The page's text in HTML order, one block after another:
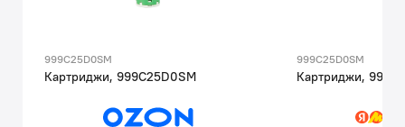
999C25D0SM
Картриджи, 999C25D0SM
999C25D0SM
Картриджи,